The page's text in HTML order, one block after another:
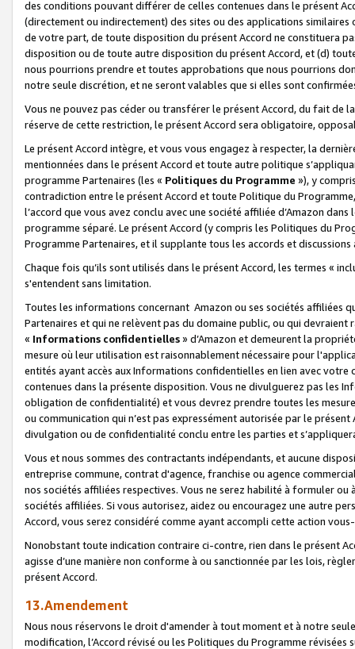
des conditions pouvant différer de celles contenues dans le présent
(directement ou indirectement) des sites ou des applications
de votre part, de toute disposition du présent Accord ne constituera
disposition ou de toute autre disposition du présent Accord, et (d)
nous pourrions prendre et toutes approbations que nous pourrions
notre seule discrétion, et ne seront valables que si elles sont
Vous ne pouvez pas céder ou transférer le présent Accord, du fait de
réserve de cette restriction, le présent Accord sera obligatoire,
Le présent Accord intègre, et vous vous engagez à respecter, la
mentionnées dans le présent Accord et toute autre politique
programme Partenaires (les « Politiques du Programme »), y
contradiction entre le présent Accord et toute Politique du
l’accord que vous avez conclu avec une société affiliée d’Amazon
programme séparé. Le présent Accord (y compris les Politiques du
Programme Partenaires, et il supplante tous les accords et discussions
Chaque fois qu’ils sont utilisés dans le présent Accord, les termes «
s'entendent sans limitation.
Toutes les informations concernant Amazon ou ses sociétés affiliées
Partenaires et qui ne relèvent pas du domaine public, ou qui
« Informations confidentielles» d’Amazon et demeurent la
mesure où leur utilisation est raisonnablement nécessaire pour
entités ayant accès aux Informations confidentielles en lien avec
contenues dans la présente disposition. Vous ne divulguerez pas les
obligation de confidentialité) et vous devrez prendre toutes les
ou communication qui n’est pas expressément autorisée par le
divulgation ou de confidentialité conclu entre les parties et
Vous et nous sommes des contractants indépendants, et aucune
entreprise commune, contrat d'agence, franchise ou agence
nos sociétés affiliées respectives. Vous ne serez habilité à formuler
sociétés affiliées. Si vous autorisez, aidez ou encouragez une autre
Accord, vous serez considéré comme ayant accompli cette action
Nonobstant toute indication contraire ci-contre, rien dans le présent
agisse d’une manière non conforme à ou sanctionnée par les lois,
présent Accord.
13.Amendement
Nous nous réservons le droit d'amender à tout moment et à notre
modification, l’Accord révisé ou les Politiques du Programme